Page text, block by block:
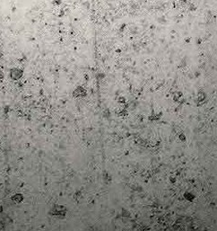
còmics: estiu de 2024
una nova edició del club de lectura per
En aquesta nova edició farem dues
es formalitzen a la Biblioteca Pública de
llegir en edició digital.
al Còmic Barcelona